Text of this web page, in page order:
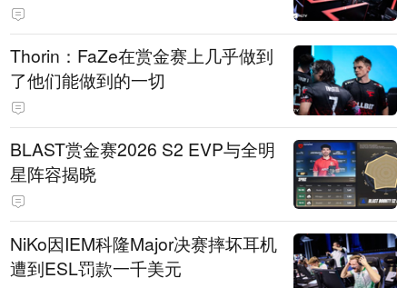
Thorin：FaZe在赏金赛上几乎做到
了他们能做到的一切
BLAST赏金赛2026 S2 EVP与全明
星阵容揭晓
NiKo因IEM科隆Major决赛摔坏耳机
遭到ESL罚款一千美元